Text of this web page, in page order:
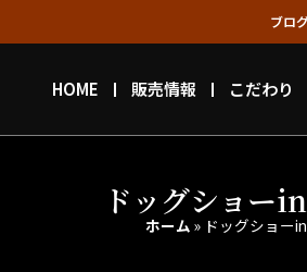
ブロ
HOME 販売情報 こだわり
ドッグショー
ホーム » ドッグショー